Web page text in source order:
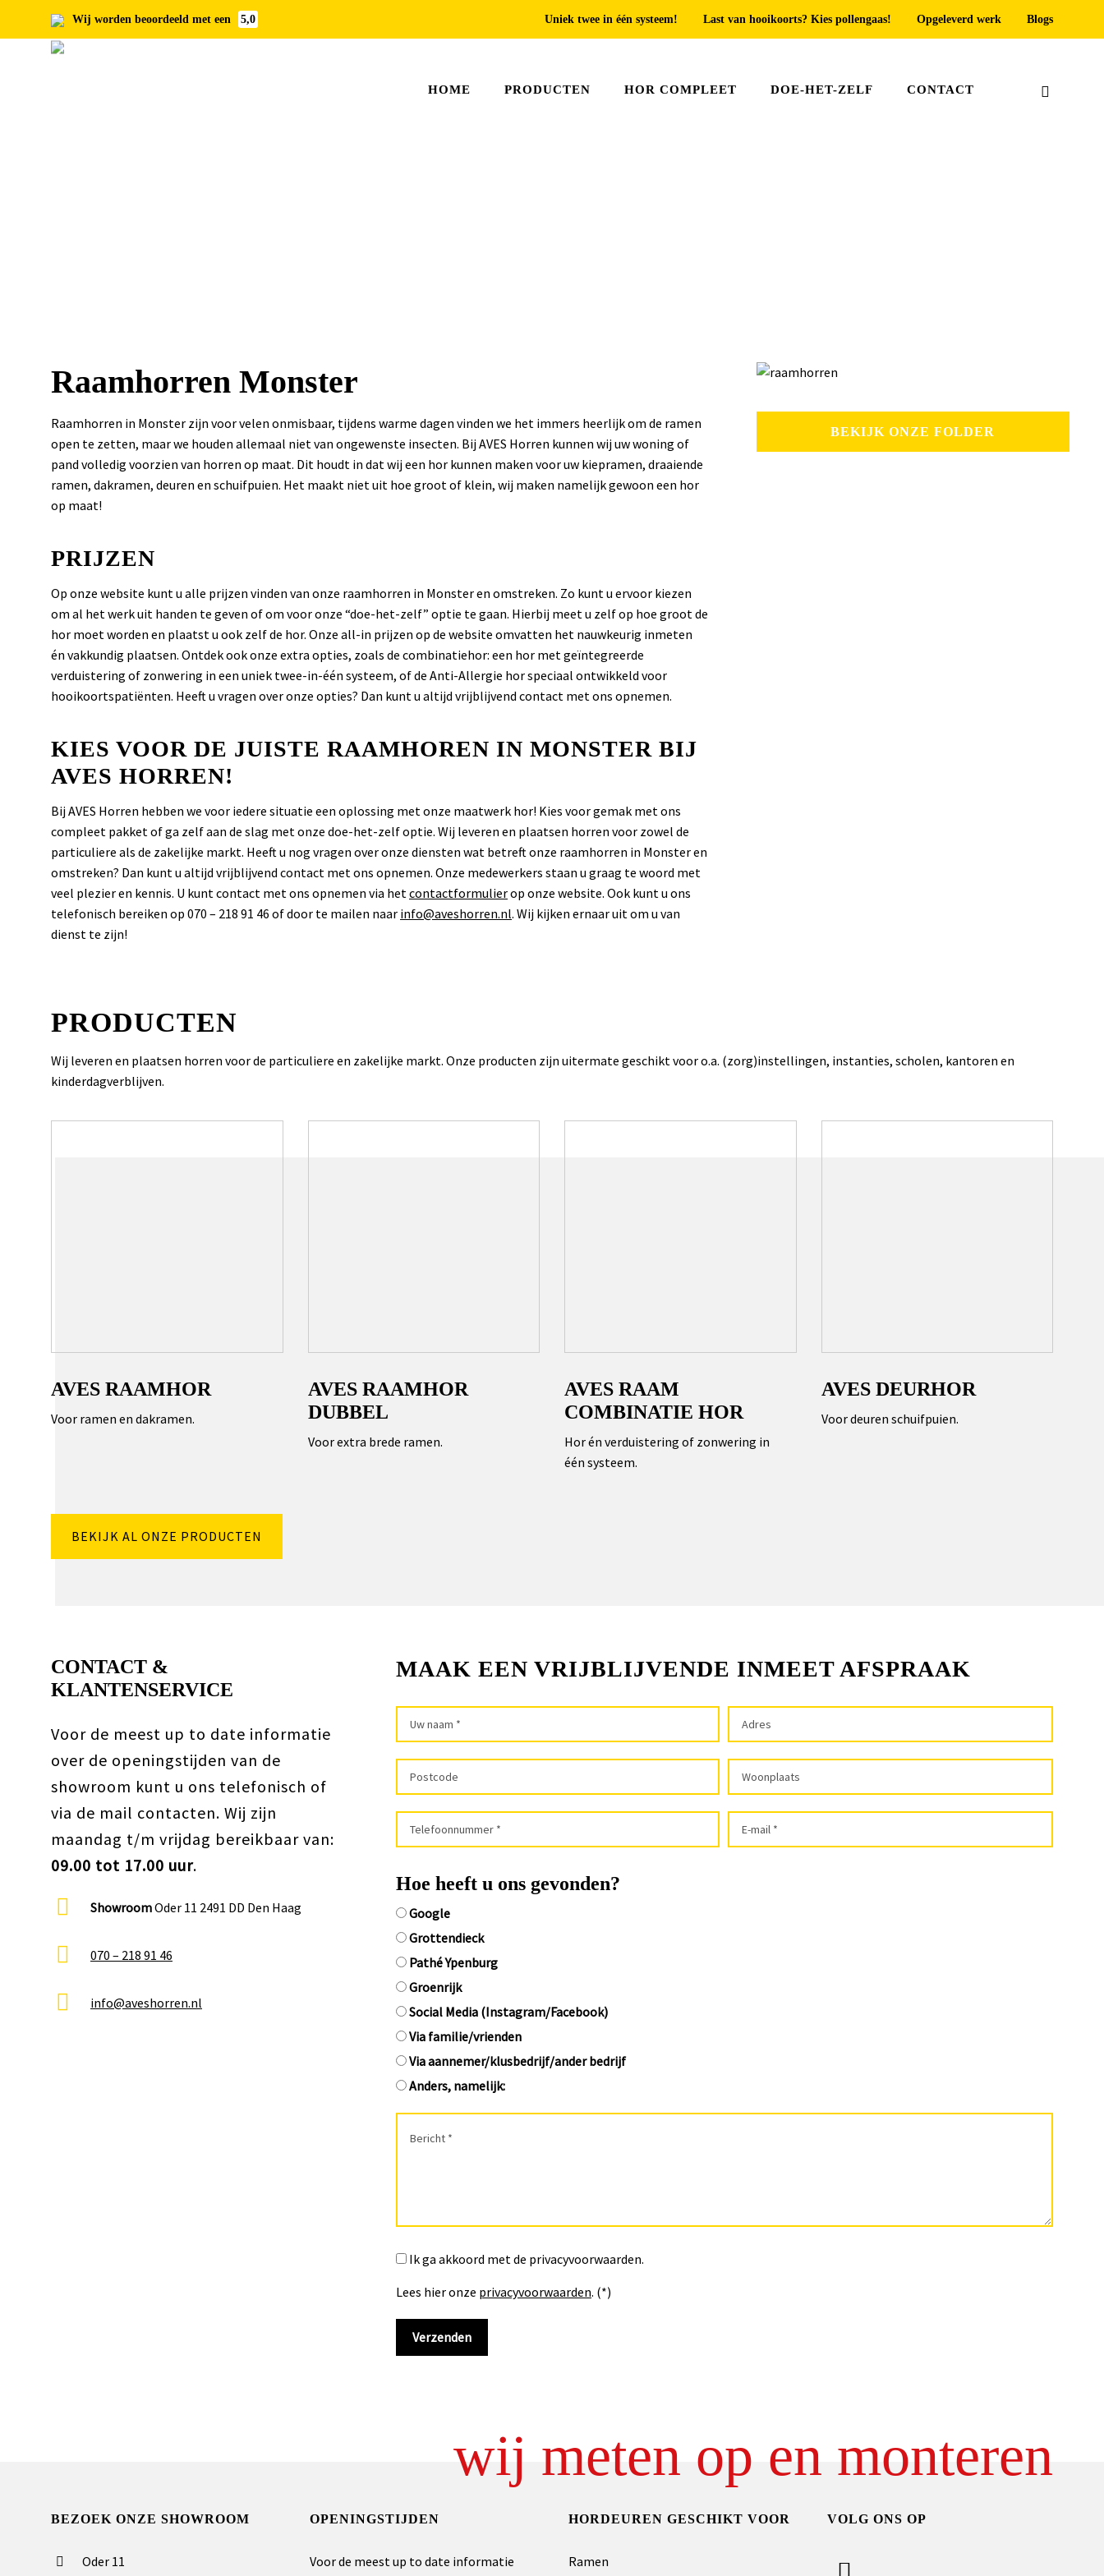
Wij worden beoordeeld met een 5,0 Uniek twee in één systeem! Last van hooikoorts? Kies pollengaas! Opgeleverd werk Blogs
HOME PRODUCTEN HOR COMPLEET DOE-HET-ZELF CONTACT
Raamhorren Monster
Raamhorren in Monster zijn voor velen onmisbaar, tijdens warme dagen vinden we het immers heerlijk om de ramen
open te zetten, maar we houden allemaal niet van ongewenste insecten. Bij AVES Horren kunnen wij uw woning of
pand volledig voorzien van horren op maat. Dit houdt in dat wij een hor kunnen maken voor uw kiepramen, draaiende
ramen, dakramen, deuren en schuifpuien. Het maakt niet uit hoe groot of klein, wij maken namelijk gewoon een hor
op maat!
PRIJZEN
Op onze website kunt u alle prijzen vinden van onze raamhorren in Monster en omstreken. Zo kunt u ervoor kiezen
om al het werk uit handen te geven of om voor onze “doe-het-zelf” optie te gaan. Hierbij meet u zelf op hoe groot de
hor moet worden en plaatst u ook zelf de hor. Onze all-in prijzen op de website omvatten het nauwkeurig inmeten
én vakkundig plaatsen. Ontdek ook onze extra opties, zoals de combinatiehor: een hor met geïntegreerde
verduistering of zonwering in een uniek twee-in-één systeem, of de Anti-Allergie hor speciaal ontwikkeld voor
hooikoortspatiënten. Heeft u vragen over onze opties? Dan kunt u altijd vrijblijvend contact met ons opnemen.
KIES VOOR DE JUISTE RAAMHOREN IN MONSTER BIJ
AVES HORREN!
Bij AVES Horren hebben we voor iedere situatie een oplossing met onze maatwerk hor! Kies voor gemak met ons
compleet pakket of ga zelf aan de slag met onze doe-het-zelf optie. Wij leveren en plaatsen horren voor zowel de
particuliere als de zakelijke markt. Heeft u nog vragen over onze diensten wat betreft onze raamhorren in Monster en
omstreken? Dan kunt u altijd vrijblijvend contact met ons opnemen. Onze medewerkers staan u graag te woord met
veel plezier en kennis. U kunt contact met ons opnemen via hetcontactformulierop onze website. Ook kunt u ons
telefonisch bereiken op 070 – 218 91 46 of door te mailen naar info@aveshorren.nl. Wij kijken ernaar uit om u van
dienst te zijn!
BEKIJK ONZE FOLDER
PRODUCTEN
Wij leveren en plaatsen horren voor de particuliere en zakelijke markt. Onze producten zijn uitermate geschikt voor o.a. (zorg)instellingen, instanties, scholen, kantoren en
kinderdagverblijven.
AVES RAAMHOR
Voor ramen en dakramen.
AVES RAAMHOR
DUBBEL
Voor extra brede ramen.
AVES RAAM
COMBINATIE HOR
Hor én verduistering of zonwering in
één systeem.
AVES DEURHOR
Voor deuren schuifpuien.
BEKIJK AL ONZE PRODUCTEN
CONTACT &
KLANTENSERVICE
Voor de meest up to date informatie
over de openingstijden van de
showroom kunt u ons telefonisch of
via de mail contacten. Wij zijn
maandag t/m vrijdag bereikbaar van:
09.00 tot 17.00 uur.
ShowroomOder 11 2491 DD Den Haag
070 – 218 91 46
info@aveshorren.nl
MAAK EEN VRIJBLIJVENDE INMEET AFSPRAAK
Hoe heeft u ons gevonden?
Google
Grottendieck
Pathé Ypenburg
Groenrijk
Social Media (Instagram/Facebook)
Via familie/vrienden
Via aannemer/klusbedrijf/ander bedrijf
Anders, namelijk:
Ik ga akkoord met de privacyvoorwaarden.
Lees hier onze privacyvoorwaarden. (*)
wij meten op en monteren
BEZOEK ONZE SHOWROOM
Oder 11
OPENINGSTIJDEN
Voor de meest up to date informatie
HORDEUREN GESCHIKT VOOR
Ramen
VOLG ONS OP